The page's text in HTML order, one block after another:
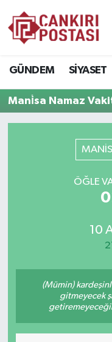
GÜNDEM SİYASET
Mani̇sa Namaz
ÖĞLE
10
(Mümin)
gitmeyecek
EKONOMİ
ÇEVRE
Trafik Durumu
Tüm Manşetler
Son Dakika